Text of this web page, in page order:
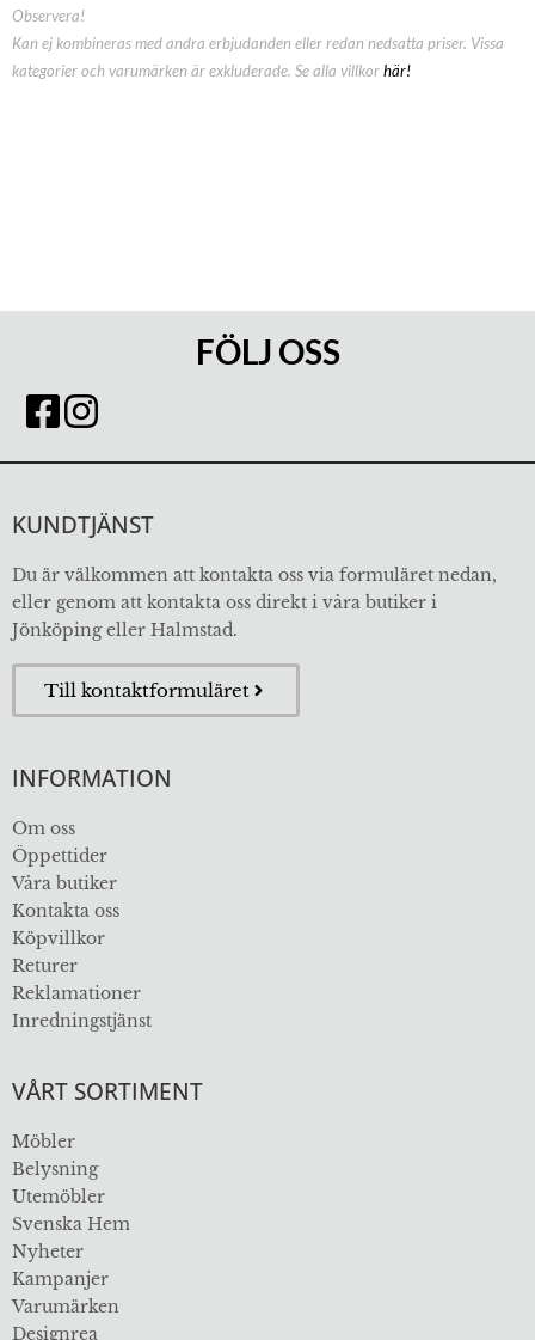
Observera!
Kan ej kombineras med andra erbjudanden eller redan nedsatta priser. Vissa
kategorier och varumärken är exkluderade. Se alla villkorhär!
FÖLJ OSS
KUNDTJÄNST
Du är välkommen att kontakta oss via formuläret nedan,
eller genom att kontakta oss direkt i våra butiker i
Jönköping eller Halmstad.
Till kontaktformuläret
INFORMATION
Om oss
Öppettider
Våra butiker
Kontakta oss
Köpvillkor
Returer
Reklamationer
Inredningstjänst
VÅRT SORTIMENT
Möbler
Belysning
Utemöbler
Svenska Hem
Nyheter
Kampanjer
Varumärken
Designrea